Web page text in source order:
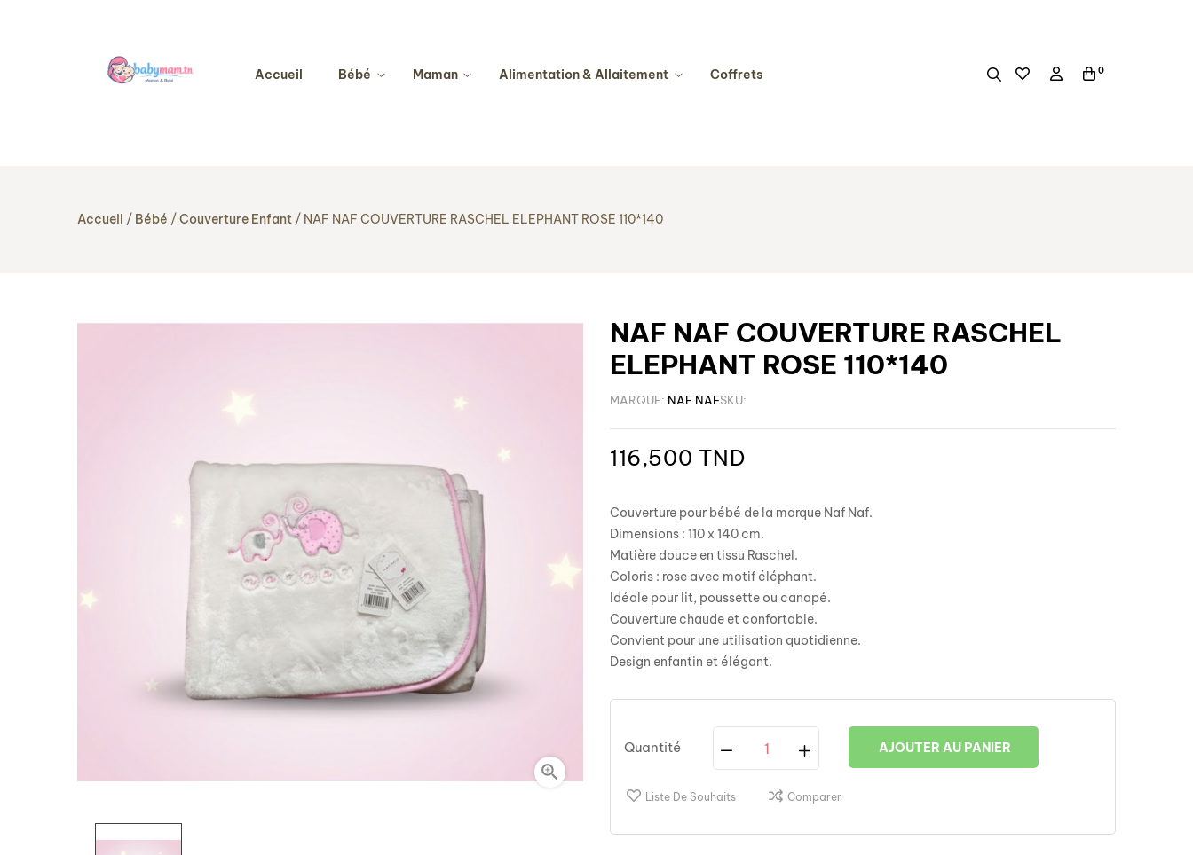
Accueil Bébé Maman Alimentation & Allaitement Coffrets 0
Accueil Bébé Couverture Enfant NAF NAF COUVERTURE RASCHEL ELEPHANT ROSE 110*140

NAF NAF COUVERTURE RASCHEL
ELEPHANT ROSE 110*140
MARQUE: NAF NAFSKU:
116,500 TND
Couverture pour bébé de la marque Naf Naf.
Dimensions : 110 x 140 cm.
Matière douce en tissu Raschel.
Coloris : rose avec motif éléphant.
Idéale pour lit, poussette ou canapé.
Couverture chaude et confortable.
Convient pour une utilisation quotidienne.
Design enfantin et élégant.
Quantité AJOUTER AU PANIER
Liste De Souhaits Comparer